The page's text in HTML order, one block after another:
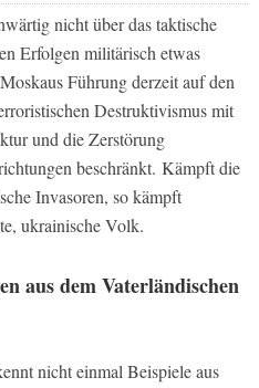
nicht über das taktische
Erfolgen militärisch etwas
Führung derzeit auf den
Destruktivismus mit
und die Zerstörung
beschränkt. Kämpft die
Invasoren, so kämpft
ukrainische Volk.
aus dem Vaterländischen
nicht einmal Beispiele aus